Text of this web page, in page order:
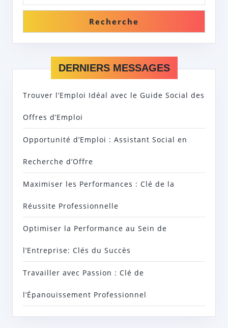
Recherche
DERNIERS MESSAGES
Trouver l’Emploi Idéal avec le Guide Social des
Offres d’Emploi
Opportunité d’Emploi : Assistant Social en
Recherche d’Offre
Maximiser les Performances : Clé de la
Réussite Professionnelle
Optimiser la Performance au Sein de
l’Entreprise: Clés du Succès
Travailler avec Passion : Clé de
l’Épanouissement Professionnel